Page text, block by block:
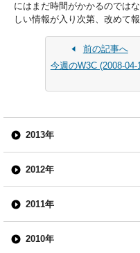
にはまだ時間がかかるのでは
しい情報が入り次第、改めて報
前の記事へ
今週のW3C (2008-04-
2013年
2012年
2011年
2010年